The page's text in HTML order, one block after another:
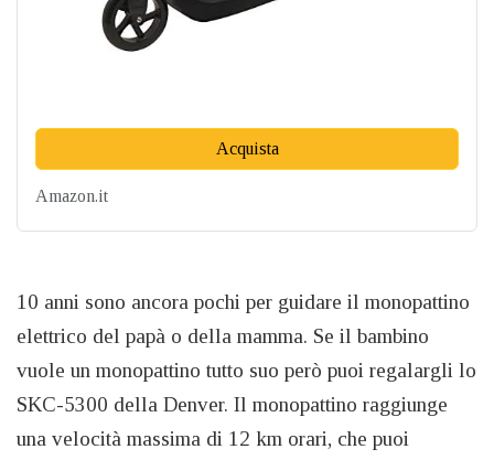
Acquista
Amazon.it
10 anni sono ancora pochi per guidare il monopattino
elettrico del papà o della mamma. Se il bambino
vuole un monopattino tutto suo però puoi regalargli lo
SKC-5300 della Denver. Il monopattino raggiunge
una velocità massima di 12 km orari, che puoi